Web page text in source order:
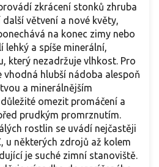
zkrácení stonků zhruba
větvení a nové květy,
na konec zimy nebo
lehký a spíše minerální,
který nezadržuje vlhkost. Pro
vhodná hlubší nádoba alespoň
a minerálnějším
omezit promáčení a
prudkým promrznutím.
rostlin se uvádí nejčastěji
u některých zdrojů až kolem
je suché zimní stanoviště.